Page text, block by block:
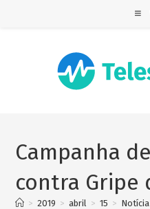
Campanha
contra Gripe
> 2019 > abril > 15 > Notícia